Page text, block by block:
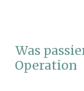
Was
Operation